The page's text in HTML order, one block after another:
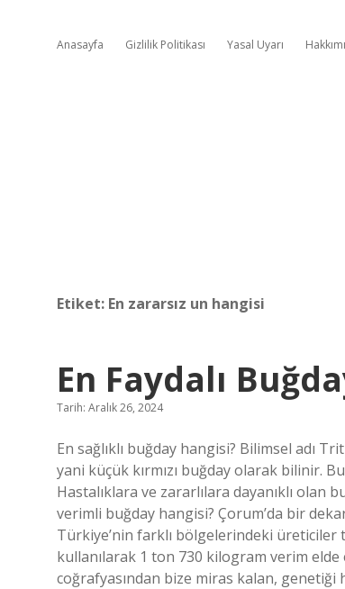
Anasayfa Gizlilik Politikası Yasal Uyarı
Etiket: En zararsız un hangisi
En Faydalı
Tarih: Aralık 26, 2024
En sağlıklı buğday hangisi? Bilimsel adı
yani küçük kırmızı buğday olarak bilinir.
Hastalıklara ve zararlılara dayanıklı
verimli buğday hangisi? Çorum’da bir
Türkiye’nin farklı bölgelerindeki üreticiler
kullanılarak 1 ton 730 kilogram verim
coğrafyasından bize miras kalan, genetiği